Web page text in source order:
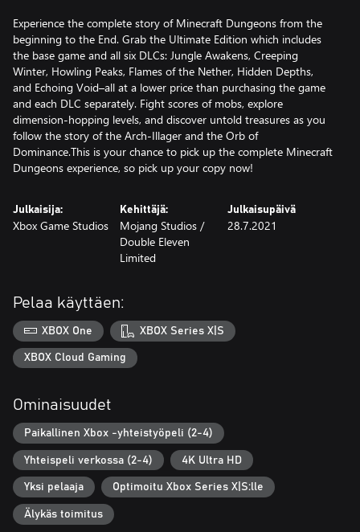
Experience the complete story of Minecraft Dungeons from the
beginning to the End. Grab the Ultimate Edition which includes
the base game and all six DLCs: Jungle Awakens, Creeping
Winter, Howling Peaks, Flames of the Nether, Hidden Depths,
and Echoing Void–all at a lower price than purchasing the game
and each DLC separately. Fight scores of mobs, explore
dimension-hopping levels, and discover untold treasures as you
follow the story of the Arch-Illager and the Orb of
Dominance.This is your chance to pick up the complete Minecraft
Dungeons experience, so pick up your copy now!
Julkaisija:
Xbox Game Studios
Kehittäjä:
Mojang Studios /
‪Double Eleven
Limited
Julkaisupäivä
28.7.2021
Pelaa käyttäen:
XBOX One XBOX Series X|S
XBOX Cloud Gaming
Ominaisuudet
Paikallinen Xbox -yhteistyöpeli (2-4)
Yhteispeli verkossa (2-4) 4K Ultra HD
Yksi pelaaja Optimoitu Xbox Series X|S:lle
Älykäs toimitus